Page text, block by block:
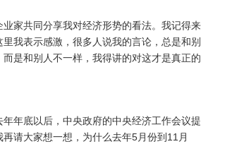
家共同分享我对经济形势的看法。我记得来
我表示感激，很多人说我的言论，总是和别
是和别人不一样，我得讲的对这才是真正的
年底以后，中央政府的中央经济工作会议提
请大家想一想，为什么去年5月份到11月